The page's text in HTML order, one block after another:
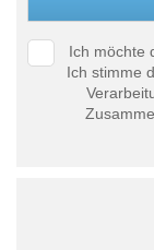
Ich möchte
Ich stimme